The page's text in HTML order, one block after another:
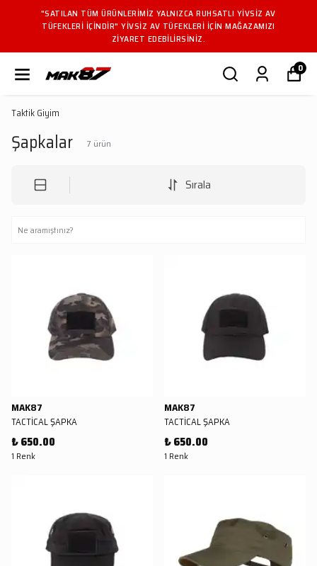
YALNIZCA RUHSATLI YIVSIZ AV
TÜFEKLERI IÇIN MAĞAZAMIZI
"SATILAN TÜM
TÜFEKLERI IÇINDIR"
0
Taktik Giyim
Şapkalar 7 ürün
Sırala
MAK87
TACTİCAL ŞAPKA
₺ 650.00
1 Renk
MAK87
TACTİCAL ŞAPKA
₺ 650.00
1 Renk